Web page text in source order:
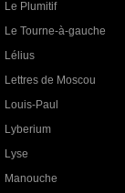
Le Plumitif
Le Tourne-à-gauche
Lélius
Lettres de Moscou
Louis-Paul
Lyberium
Lyse
Manouche